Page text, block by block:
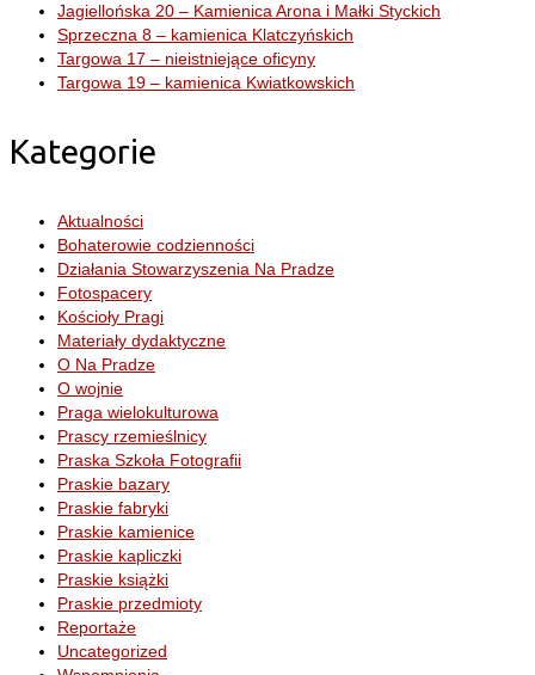
Jagiellońska 20 – Kamienica Arona i Małki Styckich
Sprzeczna 8 – kamienica Klatczyńskich
Targowa 17 – nieistniejące oficyny
Targowa 19 – kamienica Kwiatkowskich
Kategorie
Aktualności
Bohaterowie codzienności
Działania Stowarzyszenia Na Pradze
Fotospacery
Kościoły Pragi
Materiały dydaktyczne
O Na Pradze
O wojnie
Praga wielokulturowa
Prascy rzemieślnicy
Praska Szkoła Fotografii
Praskie bazary
Praskie fabryki
Praskie kamienice
Praskie kapliczki
Praskie książki
Praskie przedmioty
Reportaże
Uncategorized